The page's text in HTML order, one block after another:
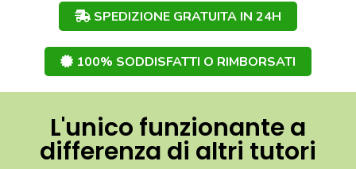
SPEDIZIONE GRATUITA IN 24H
100% SODDISFATTI O RIMBORSATI
L'unico funzionante a
differenza di altri tutori